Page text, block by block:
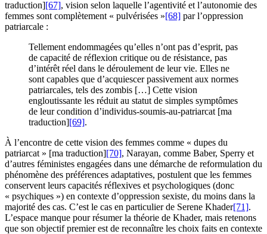
traduction][67], vision selon laquelle l’agentivité et l’autonomie des
femmes sont complètement « pulvérisées »[68] par l’oppression
patriarcale :
Tellement endommagées qu’elles n’ont pas d’esprit, pas
de capacité de réflexion critique ou de résistance, pas
d’intérêt réel dans le déroulement de leur vie. Elles ne
sont capables que d’acquiescer passivement aux normes
patriarcales, tels des zombis […] Cette vision
engloutissante les réduit au statut de simples symptômes
de leur condition d’individus-soumis-au-patriarcat [ma
traduction][69].
À l’encontre de cette vision des femmes comme « dupes du
patriarcat » [ma traduction][70], Narayan, comme Baber, Sperry et
d’autres féministes engagées dans une démarche de reformulation du
phénomène des préférences adaptatives, postulent que les femmes
conservent leurs capacités réflexives et psychologiques (donc
« psychiques ») en contexte d’oppression sexiste, du moins dans la
majorité des cas. C’est le cas en particulier de Serene Khader[71].
L’espace manque pour résumer la théorie de Khader, mais retenons
que son objectif premier est de reconnaître les choix faits en contexte